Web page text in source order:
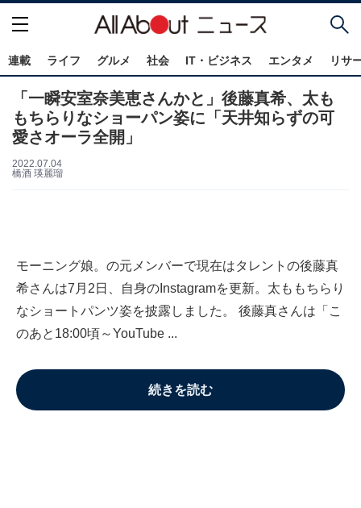
連載 ライフ グルメ 社会 IT・ビジネス エンタメ リサ
「一瞬安室奈美恵さんかと」後藤真希、太も
もちらりなショーパン姿に「天井知らずの可
愛さオーラ全開」
2022.07.04
橋酒 瑛麗瑠
モーニング娘。の元メンバーで現在はタレントの後藤真
希さんは7月2日、自身のInstagramを更新。太ももちらり
なショートパンツ姿を披露しました。 後藤真さんは「こ
のあと18:00頃～YouTube ...
続きを読む